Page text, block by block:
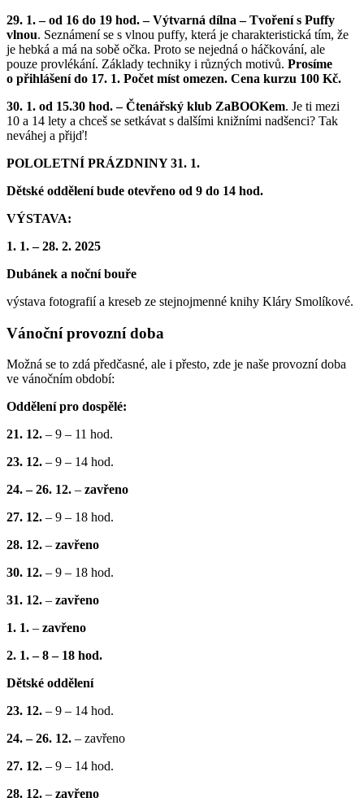
29. 1. – od 16 do 19 hod. – Výtvarná dílna – Tvoření s Puffy
vlnou. Seznámení se s vlnou puffy, která je charakteristická tím, že
je hebká a má na sobě očka. Proto se nejedná o háčkování, ale
pouze provlékání. Základy techniky i různých motivů. Prosíme
o přihlášení do 17. 1. Počet míst omezen. Cena kurzu 100 Kč.
30. 1. od 15.30 hod. – Čtenářský klub ZaBOOKem. Je ti mezi
10 a 14 lety a chceš se setkávat s dalšími knižními nadšenci? Tak
neváhej a přijď!
POLOLETNÍ PRÁZDNINY 31. 1.
Dětské oddělení bude otevřeno od 9 do 14 hod.
VÝSTAVA:
1. 1. – 28. 2. 2025
Dubánek a noční bouře
výstava fotografií a kreseb ze stejnojmenné knihy Kláry Smolíkové.
Vánoční provozní doba
Možná se to zdá předčasné, ale i přesto, zde je naše provozní doba
ve vánočním období:
Oddělení pro dospělé:
21. 12. – 9 – 11 hod.
23. 12. – 9 – 14 hod.
24. – 26. 12. – zavřeno
27. 12. – 9 – 18 hod.
28. 12. – zavřeno
30. 12. – 9 – 18 hod.
31. 12. – zavřeno
1. 1. – zavřeno
2. 1. – 8 – 18 hod.
Dětské oddělení
23. 12. – 9 – 14 hod.
24. – 26. 12. – zavřeno
27. 12. – 9 – 14 hod.
28. 12. – zavřeno